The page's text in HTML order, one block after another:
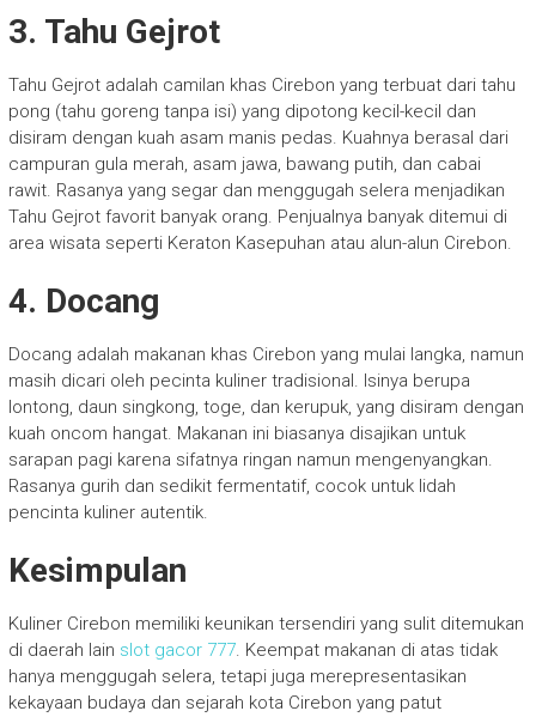
3. Tahu Gejrot
Tahu Gejrot adalah camilan khas Cirebon yang terbuat dari tahu
pong (tahu goreng tanpa isi) yang dipotong kecil-kecil dan
disiram dengan kuah asam manis pedas. Kuahnya berasal dari
campuran gula merah, asam jawa, bawang putih, dan cabai
rawit. Rasanya yang segar dan menggugah selera menjadikan
Tahu Gejrot favorit banyak orang. Penjualnya banyak ditemui di
area wisata seperti Keraton Kasepuhan atau alun-alun Cirebon.
4. Docang
Docang adalah makanan khas Cirebon yang mulai langka, namun
masih dicari oleh pecinta kuliner tradisional. Isinya berupa
lontong, daun singkong, toge, dan kerupuk, yang disiram dengan
kuah oncom hangat. Makanan ini biasanya disajikan untuk
sarapan pagi karena sifatnya ringan namun mengenyangkan.
Rasanya gurih dan sedikit fermentatif, cocok untuk lidah
pencinta kuliner autentik.
Kesimpulan
Kuliner Cirebon memiliki keunikan tersendiri yang sulit ditemukan
di daerah lain slot gacor 777. Keempat makanan di atas tidak
hanya menggugah selera, tetapi juga merepresentasikan
kekayaan budaya dan sejarah kota Cirebon yang patut